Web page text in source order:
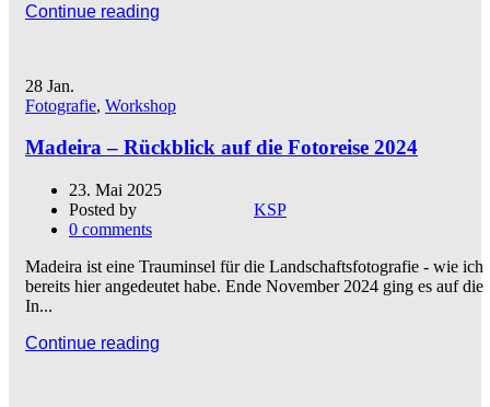
Continue reading
28 Jan.
Fotografie, Workshop
Madeira – Rückblick auf die Fotoreise 2024
23. Mai 2025
Posted by
KSP
0 comments
Madeira ist eine Trauminsel für die Landschaftsfotografie - wie ich
bereits hier angedeutet habe. Ende November 2024 ging es auf die
In...
Continue reading